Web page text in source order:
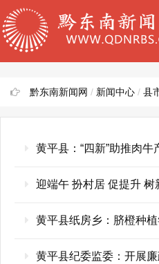
黔东南新闻网 / 新闻中心 / 县
黄平县：“四新”助推肉牛
迎端午 扮村居 促提升
黄平县纸房乡：脐橙种
黄平县纪委监委：开展